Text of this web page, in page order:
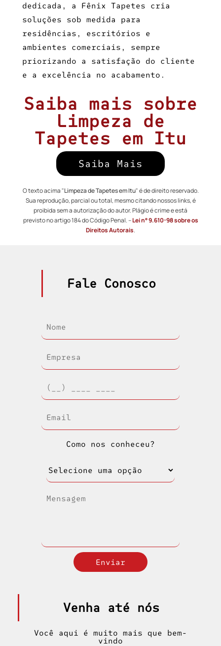
dedicada, a Fênix Tapetes cria
soluções sob medida para
residências, escritórios e
ambientes comerciais, sempre
priorizando a satisfação do cliente
e a excelência no acabamento.
Saiba mais sobre
Limpeza de
Tapetes em Itu
Saiba Mais
O texto acima "Limpeza de Tapetes em Itu" é de direito reservado.
Sua reprodução, parcial ou total, mesmo citando nossos links, é
proibida sem a autorização do autor. Plágio é crime e está
previsto no artigo 184 do Código Penal. –Lei n° 9.610-98 sobre os
Direitos Autorais.
Fale Conosco
Como nos conheceu?
Venha até nós
Você aqui é muito mais que bem-
vindo